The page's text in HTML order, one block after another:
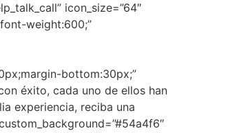
icon_size=”64″
weight:600;”
bottom:30px;”
éxito, cada uno de ellos han
experiencia, reciba una